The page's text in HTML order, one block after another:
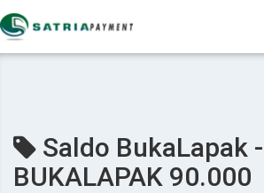
Saldo BukaLapak
BUKALAPAK 90.000